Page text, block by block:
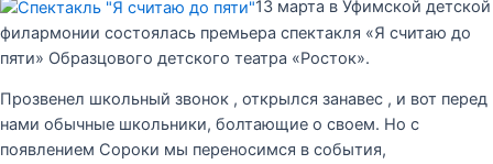
13 марта в Уфимской детской
филармонии состоялась премьера спектакля «Я считаю до
пяти» Образцового детского театра «Росток».
Прозвенел школьный звонок , открылся занавес , и вот перед
нами обычные школьники, болтающие о своем. Но с
появлением Сороки мы переносимся в события,